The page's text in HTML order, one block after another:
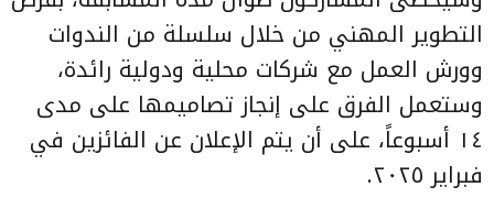
التطوير المهني من خلال سلسلة من الندوات
وورش العمل مع شركات محلية ودولية رائدة،
وستعمل الفرق على إنجاز تصاميمها على مدى
١٤ أسبوعاً، على أن يتم الإعلان عن الفائزين في
فبراير ٢٠٢٥.